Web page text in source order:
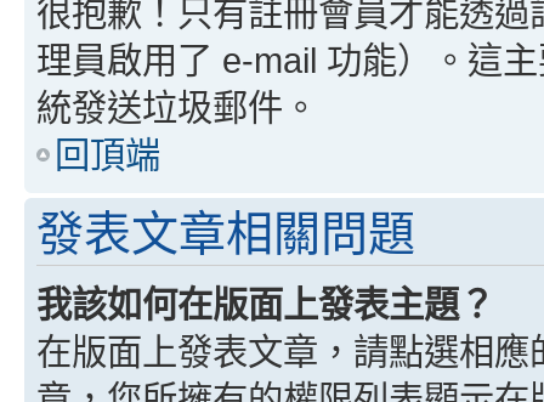
很抱歉！只有註冊會員才能透
理員啟用了 e-mail 功能）。這
統發送垃圾郵件。
回頂端
發表文章相關問題
我該如何在版面上發表主題？
在版面上發表文章，請點選相